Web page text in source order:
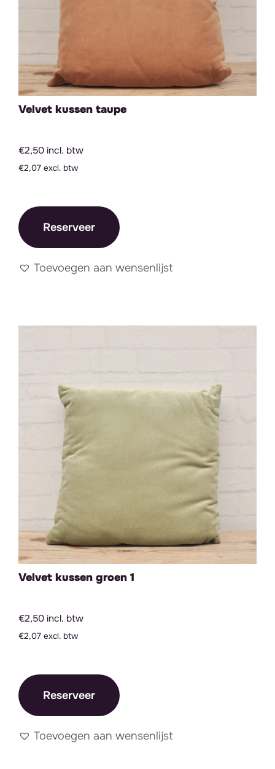
Velvet kussen taupe
€2,50 incl. btw
€2,07 excl. btw
Reserveer
Toevoegen aan wensenlijst
Velvet kussen groen 1
€2,50 incl. btw
€2,07 excl. btw
Reserveer
Toevoegen aan wensenlijst